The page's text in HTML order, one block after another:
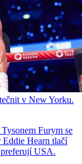
v New Yorku.
Furym se
Eddie Hearn tlačí
USA.